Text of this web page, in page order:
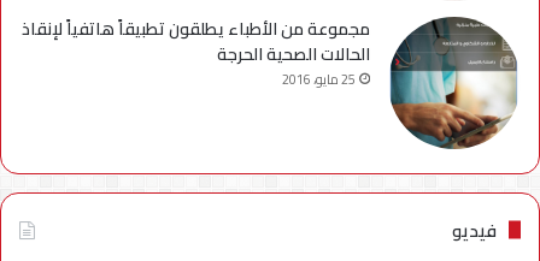
مجموعة من الأطباء يطلقون تطبيقاً هاتفياً لإنقاذ
الحالات الصحية الحرجة
25 مايو، 2016
فيديو